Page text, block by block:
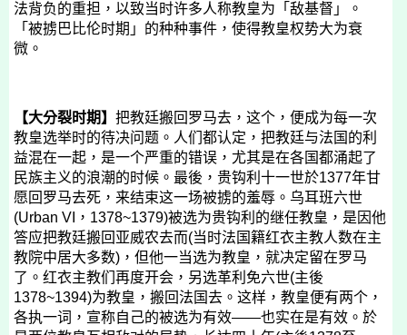
法背负的重担，以致当时许多人称教皇为「敌基督」。
「被掳巴比伦时期」的种种事件，使得教皇权势大为衰
微。
【大分裂时期】 把教廷搬回罗马去，这个，便成为每一次
教皇选举时的待决问题。人们都认定，把教廷与法国的利
益混在一起，是一个严重的错误，尤其是在各国都涌起了
民族主义的浪潮的时候。最後，贵钩利十一世於1377年甘
愿回罗马去死，来结束这一场被掳的羞辱。乌耳班六世
(Urban VI ， 1378~1379)被选为贵钩利的继任教皇，是因他
答应把教廷搬回亚威农去而(当时法国籍红衣主教人数在主
教院中居大多数) ，但他一当选为教皇，就决定留在罗马
了。红衣主教们再度开会，另选革利免六世(主後
1378~1394)为教皇，搬回法国去。这样，教皇便有两个，
各执一词，宣称自己的被选为有效——也实在是有效。於